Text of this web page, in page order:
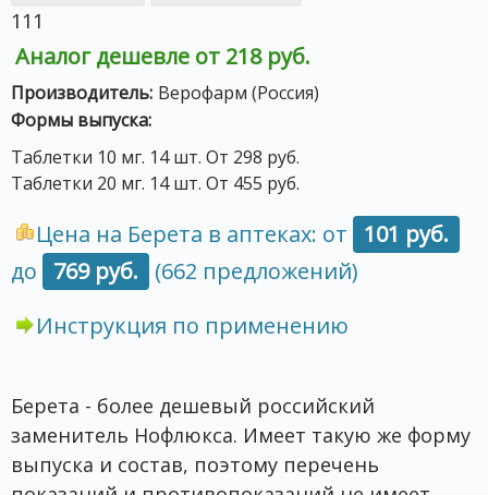
111
Аналог дешевле от 218 руб.
Производитель: Верофарм (Россия)
Формы выпуска:
Таблетки 10 мг. 14 шт. От 298 руб.
Таблетки 20 мг. 14 шт. От 455 руб.
Цена на Берета в аптеках: от
101 руб.
до
769 руб.
(662 предложений)
Инструкция по применению
Берета - более дешевый российский
заменитель Нофлюкса. Имеет такую же форму
выпуска и состав, поэтому перечень